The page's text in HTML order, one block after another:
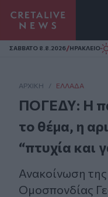
Homepage
ΣAΒΒΑΤΟ 8.8.2026/ΗΡΑΚΛΕΙΟ
ΑΡΧΙΚΗ / ΕΛΛΆΔΑ
ΠΟΓΕΔΥ: Η
το θέμα, η
“πτυχία και
Ανακοίνωση
Ομοσπονδίας